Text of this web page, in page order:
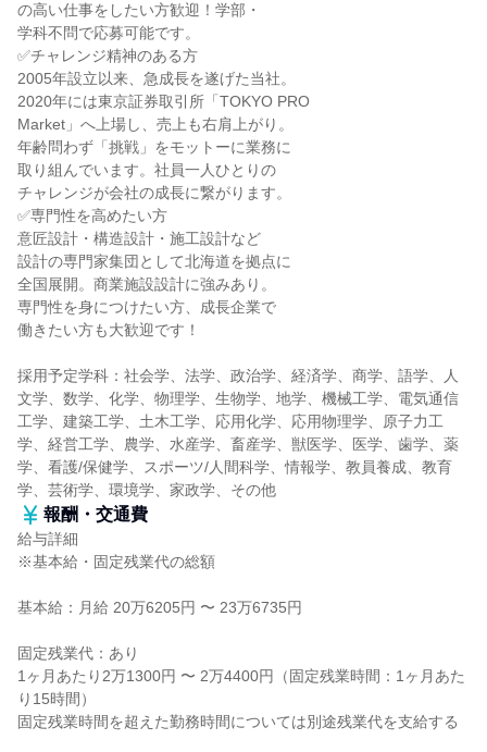
の高い仕事をしたい方歓迎！学部・
学科不問で応募可能です。
✅チャレンジ精神のある方
2005年設立以来、急成長を遂げた当社。
2020年には東京証券取引所「TOKYO PRO
Market」へ上場し、売上も右肩上がり。
年齢問わず「挑戦」をモットーに業務に
取り組んでいます。社員一人ひとりの
チャレンジが会社の成長に繋がります。
✅専門性を高めたい方
意匠設計・構造設計・施工設計など
設計の専門家集団として北海道を拠点に
全国展開。商業施設設計に強みあり。
専門性を身につけたい方、成長企業で
働きたい方も大歓迎です！
採用予定学科：社会学、法学、政治学、経済学、商学、語学、人
文学、数学、化学、物理学、生物学、地学、機械工学、電気通信
工学、建築工学、土木工学、応用化学、応用物理学、原子力工
学、経営工学、農学、水産学、畜産学、獣医学、医学、歯学、薬
学、看護/保健学、スポーツ/人間科学、情報学、教員養成、教育
学、芸術学、環境学、家政学、その他
報酬・交通費
給与詳細
※基本給・固定残業代の総額
基本給：月給 20万6205円 〜 23万6735円
固定残業代：あり
1ヶ月あたり2万1300円 〜 2万4400円（固定残業時間：1ヶ月あた
り15時間）
固定残業時間を超えた勤務時間については別途残業代を支給する